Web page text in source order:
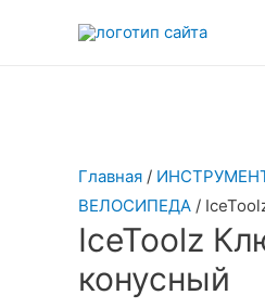
Главная /
ВЕЛОСИПЕДА /
IceToolz
конусный